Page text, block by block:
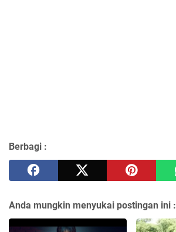
Berbagi :
Anda mungkin menyukai postingan ini :